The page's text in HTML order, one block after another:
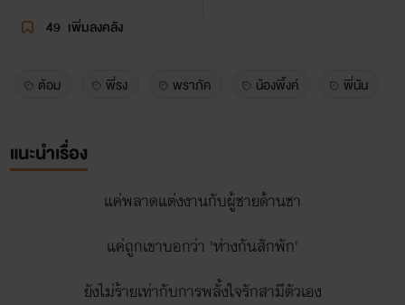
49 เพิ่มลงคลัง
ต้อม พี่รง พราภัค น้องพิ้งค์ พี่นัน
แนะนำเรื่อง
แค่พลาดแต่งงานกับผู้ชายด้านชา
แค่ถูกเขาบอกว่า 'ห่างกันสักพัก'
ยังไม่ร้ายเท่ากับการพลั้งใจรักสามีตัวเอง